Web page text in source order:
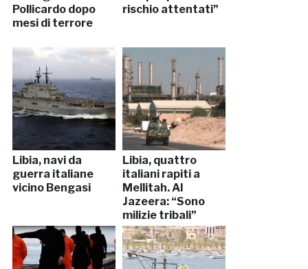
Pollicardo dopo
mesi di terrore
rischio attentati”
Libia, navi da
guerra italiane
vicino Bengasi
Libia, quattro
italiani rapiti a
Mellitah. Al
Jazeera: “Sono
milizie tribali”